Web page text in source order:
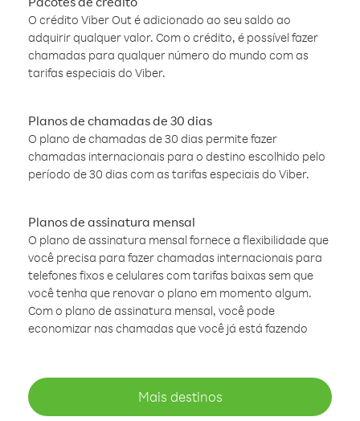
O crédito Viber Out é adicionado ao seu saldo ao
adquirir qualquer valor. Com o crédito, é possível fazer
chamadas para qualquer número do mundo com as
tarifas especiais do Viber.
Planos de chamadas de 30 dias
O plano de chamadas de 30 dias permite fazer
chamadas internacionais para o destino escolhido pelo
período de 30 dias com as tarifas especiais do Viber.
Planos de assinatura mensal
O plano de assinatura mensal fornece a flexibilidade que
você precisa para fazer chamadas internacionais para
telefones fixos e celulares com tarifas baixas sem que
você tenha que renovar o plano em momento algum.
Com o plano de assinatura mensal, você pode
economizar nas chamadas que você já está fazendo
Mais destinos